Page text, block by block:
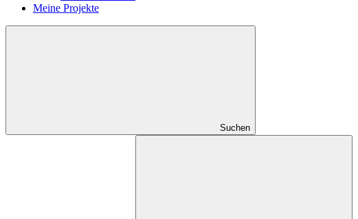
Meine Projekte
Suchen